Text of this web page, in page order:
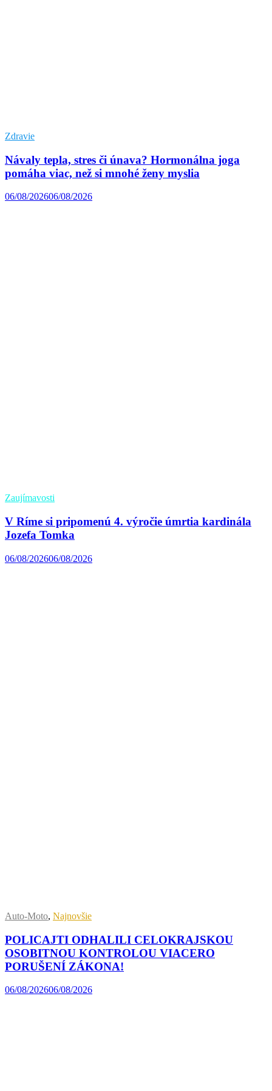
Zdravie
Návaly tepla, stres či únava? Hormonálna joga
pomáha viac, než si mnohé ženy myslia
06/08/202606/08/2026
Zaujímavosti
V Ríme si pripomenú 4. výročie úmrtia kardinála
Jozefa Tomka
06/08/202606/08/2026
Auto-Moto, Najnovšie
POLICAJTI ODHALILI CELOKRAJSKOU
OSOBITNOU KONTROLOU VIACERO
PORUŠENÍ ZÁKONA!
06/08/202606/08/2026